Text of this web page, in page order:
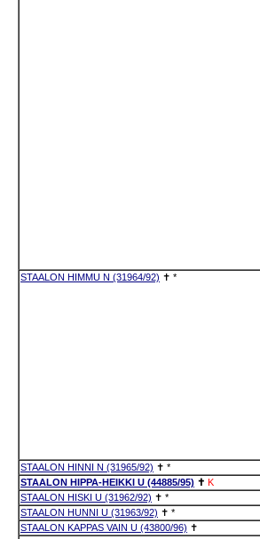
STAALON HIMMU N (31964/92) ✝ *
STAALON HINNI N (31965/92) ✝ *
STAALON HIPPA-HEIKKI U (44885/95) ✝ K
STAALON HISKI U (31962/92) ✝ *
STAALON HUNNI U (31963/92) ✝ *
STAALON KAPPAS VAIN U (43800/96) ✝